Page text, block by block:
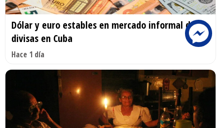
Dólar y euro estables en mercado informal de
divisas en Cuba
Hace 1 día